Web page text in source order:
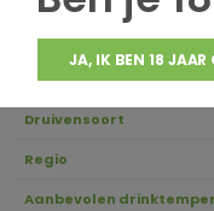
JA, IK BEN 18 JAAR
Jaargang
Houdbaar tot
Druivensoort
Regio
Aanbevolen